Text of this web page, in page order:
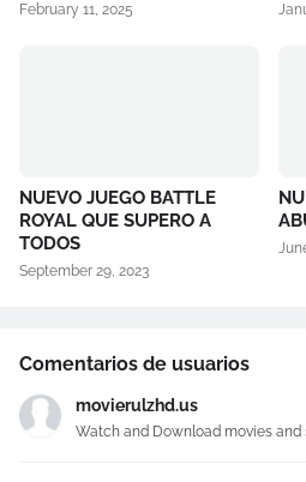
February 11, 2025
NUEVO JUEGO BATTLE
ROYAL QUE SUPERO A
TODOS
September 29, 2023
Comentarios de usuarios
movierulzhd.us
Watch and Download movies and